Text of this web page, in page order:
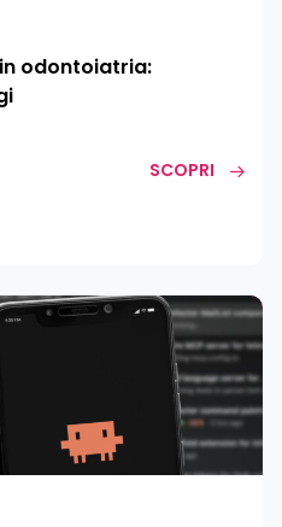
odontoiatria:
SCOPRI